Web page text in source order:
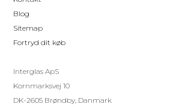
Blog
Sitemap
Fortryd dit køb
Interglas ApS
Kornmarksvej 10
DK-2605 Brøndby, Danmark